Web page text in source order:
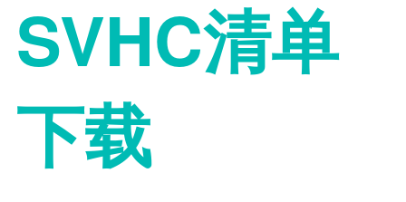
SVHC清单
下载